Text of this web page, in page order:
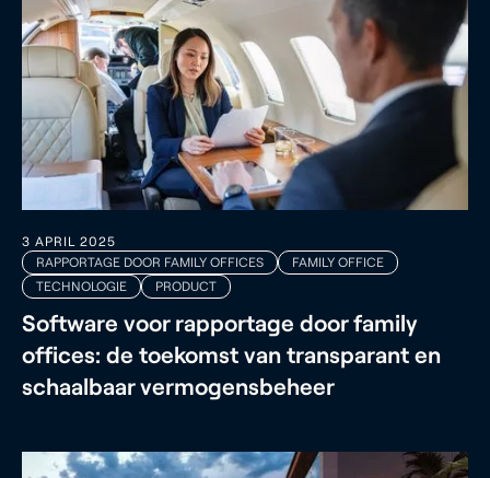
3 APRIL 2025
RAPPORTAGE DOOR FAMILY OFFICES
FAMILY OFFICE
TECHNOLOGIE
PRODUCT
Software voor rapportage door family
offices: de toekomst van transparant en
schaalbaar vermogensbeheer